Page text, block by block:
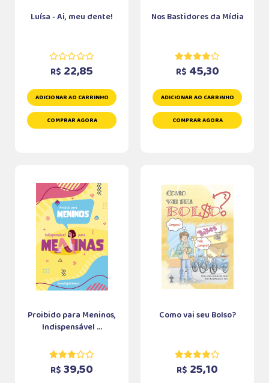
Luísa - Ai, meu dente!
R$ 22,85
ADICIONAR AO CARRINHO
COMPRAR AGORA
Nos Bastidores da Mídia
R$ 45,30
ADICIONAR AO CARRINHO
COMPRAR AGORA
Proibido para Meninos,
Indispensável ...
R$ 39,50
Como vai seu Bolso?
R$ 25,10